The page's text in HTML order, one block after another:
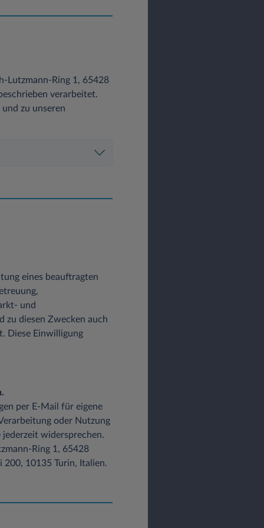
Lutzmann-Ring 1, 65428
verarbeitet.
zu unseren
eines beauftragten
und
zu diesen Zwecken auch
Diese Einwilligung
per E-Mail für eigene
oder Nutzung
widersprechen.
Ring 1, 65428
200, 10135 Turin, Italien.